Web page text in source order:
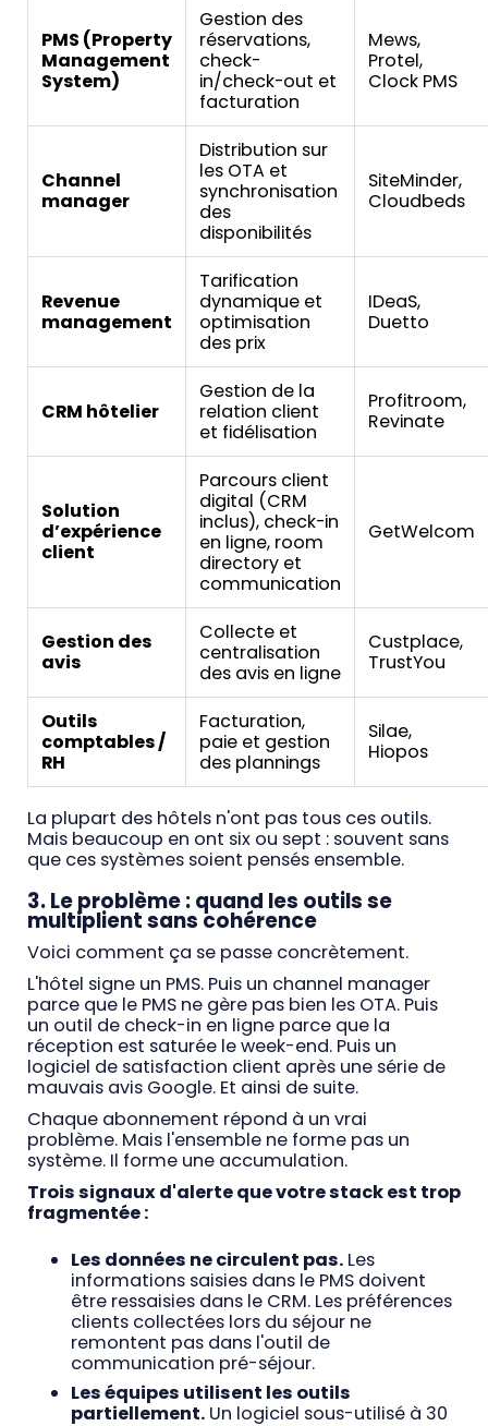
PMS (Property
Management
System)
Gestion des
réservations,
check-
in/check-out et
facturation
Mews,
Protel,
Clock PMS
Channel
manager
Distribution sur
les OTA et
synchronisation
des
disponibilités
SiteMinder,
Cloudbeds
Revenue
management
Tarification
dynamique et
optimisation
des prix
IDeaS,
Duetto
CRM hôtelier
Gestion de la
relation client
et fidélisation
Profitroom,
Revinate
Solution
d’expérience
client
Parcours client
digital (CRM
inclus), check-in
en ligne, room
directory et
communication
GetWelcom
Gestion des
avis
Collecte et
centralisation
des avis en ligne
Custplace,
TrustYou
Outils
comptables /
RH
Facturation,
paie et gestion
des plannings
Silae,
Hiopos
La plupart des hôtels n'ont pas tous ces outils.
Mais beaucoup en ont six ou sept : souvent sans
que ces systèmes soient pensés ensemble.
3. Le problème : quand les outils se
multiplient sans cohérence
Voici comment ça se passe concrètement.
L'hôtel signe un PMS. Puis un channel manager
parce que le PMS ne gère pas bien les OTA. Puis
un outil de check-in en ligne parce que la
réception est saturée le week-end. Puis un
logiciel de satisfaction client après une série de
mauvais avis Google. Et ainsi de suite.
Chaque abonnement répond à un vrai
problème. Mais l'ensemble ne forme pas un
système. Il forme une accumulation.
Trois signaux d'alerte que votre stack est trop
fragmentée :
Les données ne circulent pas. Les
informations saisies dans le PMS doivent
être ressaisies dans le CRM. Les préférences
clients collectées lors du séjour ne
remontent pas dans l'outil de
communication pré-séjour.
Les équipes utilisent les outils
partiellement. Un logiciel sous-utilisé à 30